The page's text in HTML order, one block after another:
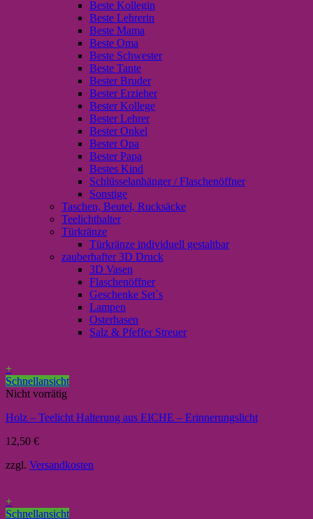
Beste Kollegin
Beste Lehrerin
Beste Mama
Beste Oma
Beste Schwester
Beste Tante
Bester Bruder
Bester Erzieher
Bester Kollege
Bester Lehrer
Bester Onkel
Bester Opa
Bester Papa
Bestes Kind
Schlüsselanhänger / Flaschenöffner
Sonstige
Taschen, Beutel, Rucksäcke
Teelichthalter
Türkränze
Türkränze individuell gestaltbar
zauberhafter 3D Druck
3D Vasen
Flaschenöffner
Geschenke Set`s
Lampen
Osterhasen
Salz & Pfeffer Streuer
+
Schnellansicht
Nicht vorrätig
Holz – Teelicht Halterung aus EICHE – Erinnerungslicht
12,50 €
zzgl. Versandkosten
+
Schnellansicht